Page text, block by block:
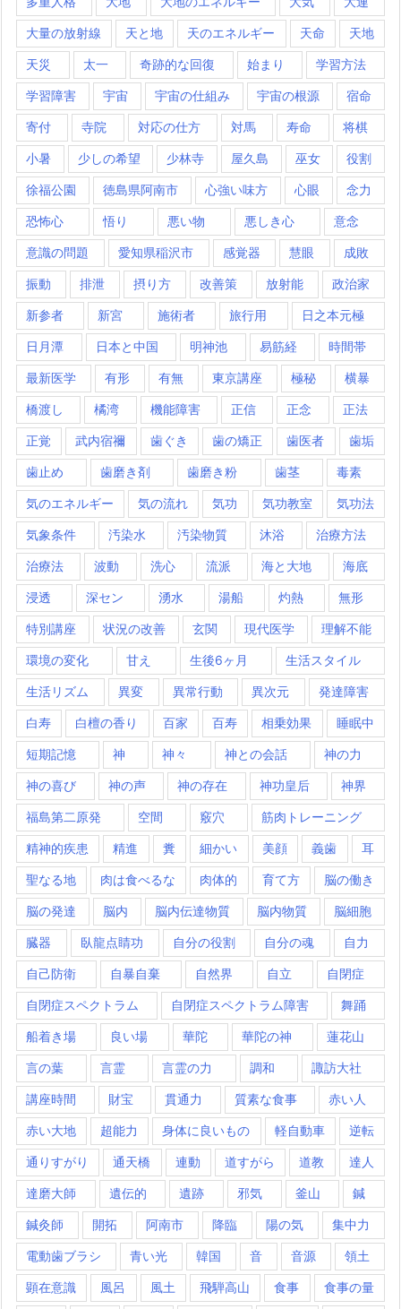
大量の放射線 天と地 天のエネルギー 天命 天地
天災 太一 奇跡的な回復 始まり 学習方法
学習障害 宇宙 宇宙の仕組み 宇宙の根源 宿命
寄付 寺院 対応の仕方 対馬 寿命 将棋
小暑 少しの希望 少林寺 屋久島 巫女 役割
徐福公園 徳島県阿南市 心強い味方 心眼 念力
恐怖心 悟り 悪い物 悪しき心 意念
意識の問題 愛知県稲沢市 感覚器 慧眼 成敗
振動 排泄 摂り方 改善策 放射能 政治家
新参者 新宮 施術者 旅行用 日之本元極
日月潭 日本と中国 明神池 易筋経 時間帯
最新医学 有形 有無 東京講座 極秘 横暴
橋渡し 橘湾 機能障害 正信 正念 正法
正覚 武内宿禰 歯ぐき 歯の矯正 歯医者 歯垢
歯止め 歯磨き剤 歯磨き粉 歯茎 毒素
気のエネルギー 気の流れ 気功 気功教室 気功法
気象条件 汚染水 汚染物質 沐浴 治療方法
治療法 波動 洗心 流派 海と大地 海底
浸透 深セン 湧水 湯船 灼熱 無形
特別講座 状況の改善 玄関 現代医学 理解不能
環境の変化 甘え 生後6ヶ月 生活スタイル
生活リズム 異変 異常行動 異次元 発達障害
白寿 白檀の香り 百家 百寿 相乗効果 睡眠中
短期記憶 神 神々 神との会話 神の力
神の喜び 神の声 神の存在 神功皇后 神界
福島第二原発 空間 竅穴 筋肉トレーニング
精神的疾患 精進 糞 細かい 美顔 義歯 耳
聖なる地 肉は食べるな 肉体的 育て方 脳の働き
脳の発達 脳内 脳内伝達物質 脳内物質 脳細胞
臓器 臥龍点睛功 自分の役割 自分の魂 自力
自己防衛 自暴自棄 自然界 自立 自閉症
自閉症スペクトラム 自閉症スペクトラム障害 舞踊
船着き場 良い場 華陀 華陀の神 蓮花山
言の葉 言霊 言霊の力 調和 諏訪大社
講座時間 財宝 貫通力 質素な食事 赤い人
赤い大地 超能力 身体に良いもの 軽自動車 逆転
通りすがり 通天橋 連動 道すがら 道教 達人
達磨大師 遺伝的 遺跡 邪気 釜山 鍼
鍼灸師 開拓 阿南市 降臨 陽の気 集中力
電動歯ブラシ 青い光 韓国 音 音源 領土
顕在意識 風呂 風土 飛騨高山 食事 食事の量